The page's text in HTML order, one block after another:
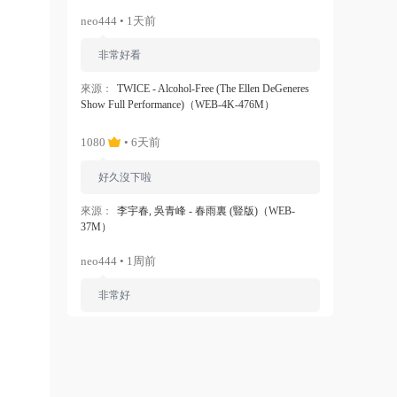
neo444 • 1天前
非常好看
來源：
TWICE - Alcohol-Free (The Ellen DeGeneres
Show Full Performance)（WEB-4K-476M）
1080 • 6天前
好久沒下啦
來源：
李宇春, 吳青峰 - 春雨裏 (豎版)（WEB-
37M）
neo444 • 1周前
非常好